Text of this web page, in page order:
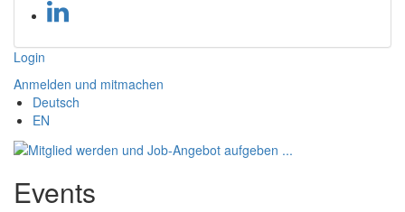
Login
Anmelden und mitmachen
Deutsch
EN
Events